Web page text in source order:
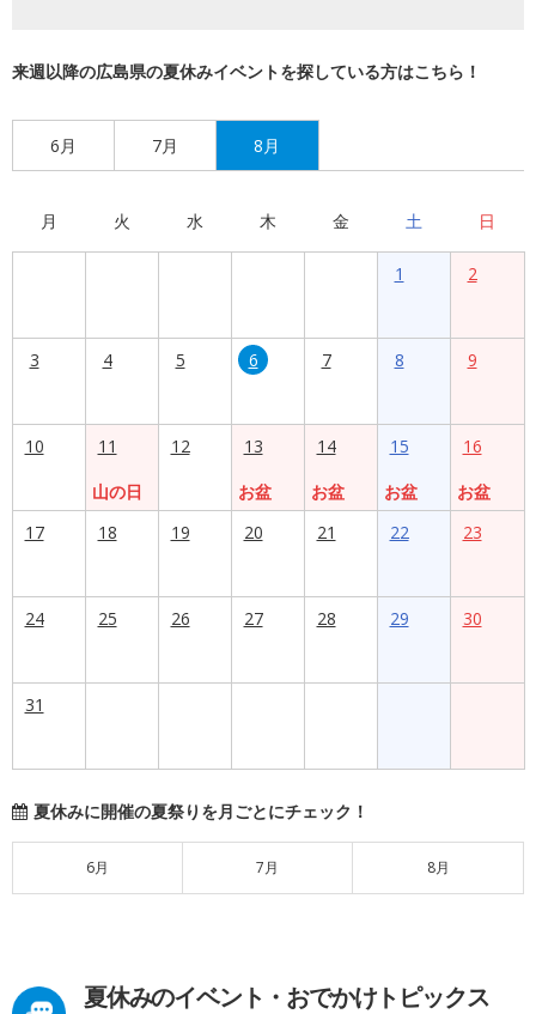
来週以降の広島県の夏休みイベントを探している方はこちら！
6月 7月 8月
月 火 水 木 金 土 日
1 2
3 4 5 6 7 8 9
10
11
山の日
12
13
お盆
14
お盆
15
お盆
16
お盆
17
18 19 20 21 22 23
24 25 26 27 28 29 30
31
夏休みに開催の夏祭りを月ごとにチェック！
6月 7月 8月
夏休みのイベント・おでかけトピックス